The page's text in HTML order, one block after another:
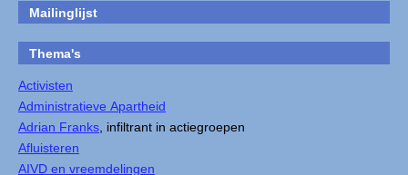
Mailinglijst
Thema's
Activisten
Administratieve Apartheid
Adrian Franks , infiltrant in actiegroepen
Afluisteren
AIVD en vreemdelingen